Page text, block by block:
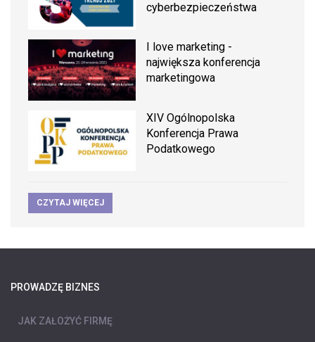
cyberbezpieczeństwa
I love marketing -
największa konferencja
marketingowa
XIV Ogólnopolska
Konferencja Prawa
Podatkowego
CZYTAJ WIĘCEJ
PROWADZĘ BIZNES
JAK ZAŁOŻYĆ FIRMĘ